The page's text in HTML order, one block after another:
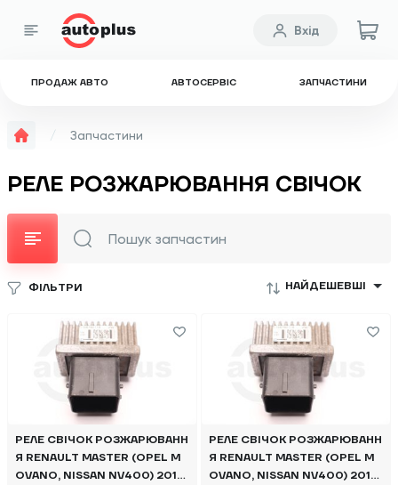
ПРОДАЖ АВТО АВТОСЕРВІС ЗАПЧАСТИНИ
Вхід
Запчастини
РЕЛЕ РОЗЖАРЮВАННЯ СВІЧОК
ФІЛЬТРИ НАЙДЕШЕВШІ
РЕЛЕ СВІЧОК РОЗЖАРЮВАНН
Я RENAULT MASTER (OPEL M
OVANO, NISSAN NV400) 2010
РЕЛЕ СВІЧОК РОЗЖАРЮВАНН
Я RENAULT MASTER (OPEL M
OVANO, NISSAN NV400) 2010